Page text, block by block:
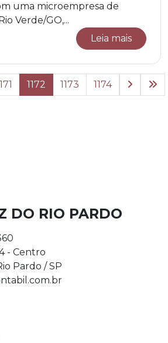
uma microempresa de
Verde/GO,...
Leia mais
1172 1173 1174
DO RIO PARDO
- Centro
Pardo / SP